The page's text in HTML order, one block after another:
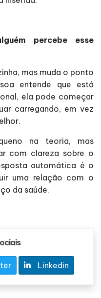
percebe esse
mas muda o ponto
entende que está
ela pode começar
carregando, em vez
na teoria, mas
com clareza sobre o
automática é o
uma relação com o
da saúde.
Linkedin